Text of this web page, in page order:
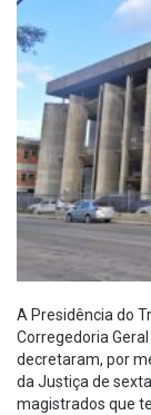
A Presidência do
Corregedoria
decretaram, por
da Justiça de
magistrados que